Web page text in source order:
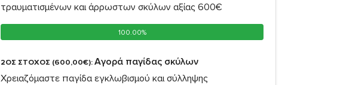
τραυματισμένων και άρρωστων σκύλων αξίας 600€
100.00%
100.00%
2ΟΣ ΣΤΟΧΟΣ (600,00€):Αγορά παγίδας σκύλων
Χρειαζόμαστε παγίδα εγκλωβισμού και σύλληψης